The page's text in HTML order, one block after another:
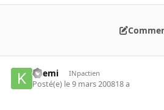
kaemi INpactien
Posté(e) le 9 mars 200818 a